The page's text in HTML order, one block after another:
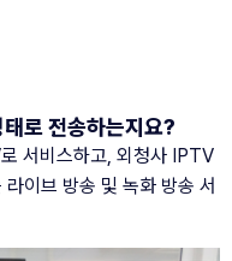
로 전송하는지요?
서비스하고, 외청사 IPTV
이브 방송 및 녹화 방송 서